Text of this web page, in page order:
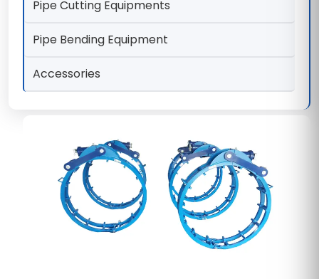
Pipe Cutting Equipments
Pipe Bending Equipment
Accessories